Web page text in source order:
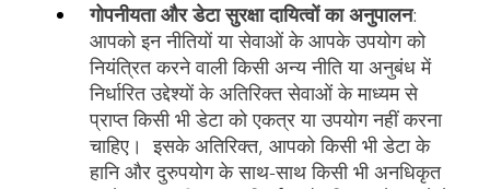
गोपनीयता और डेटा सुरक्षा दायित्वों का अनुपालन:
आपको इन नीतियों या सेवाओं के आपके उपयोग को
नियंत्रित करने वाली किसी अन्य नीति या अनुबंध में
निर्धारित उद्देश्यों के अतिरिक्त सेवाओं के माध्यम से
प्राप्त किसी भी डेटा को एकत्र या उपयोग नहीं करना
चाहिए। इसके अतिरिक्त, आपको किसी भी डेटा के
हानि और दुरुपयोग के साथ-साथ किसी भी अनधिकृत